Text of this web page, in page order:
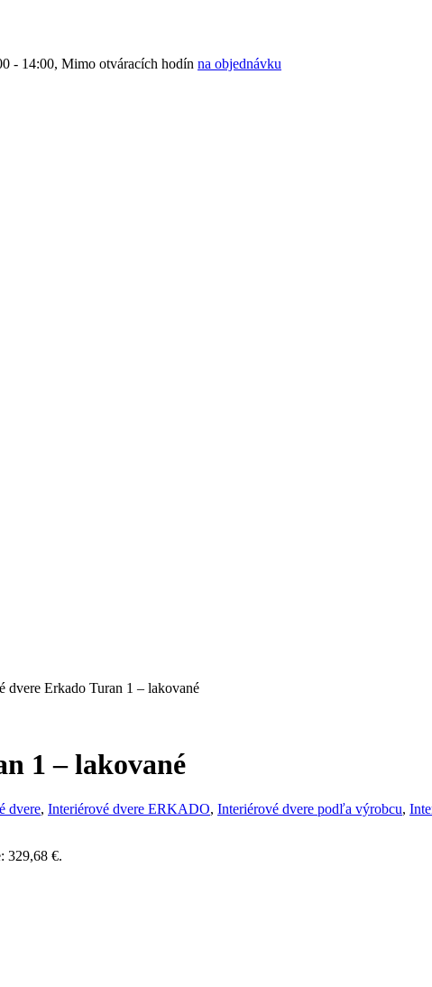
- 14:00, Mimo otváracích hodín na objednávku
dvere Erkado Turan 1 – lakované
1 – lakované
dvere, Interiérové dvere ERKADO, Interiérové dvere podľa výrobcu,
329,68 €.